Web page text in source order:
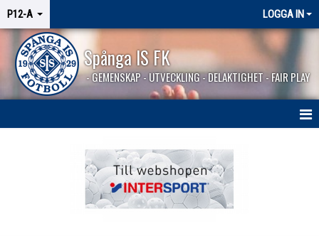
P12-A LOGGA IN
Spånga IS FK
- GEMENSKAP - UTVECKLING - DELAKTIGHET - FAIR PLAY